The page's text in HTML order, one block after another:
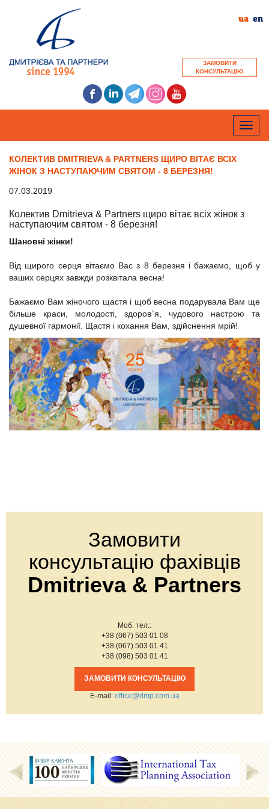
ЗАМОВИТИ
КОНСУЛЬТАЦІЮ
ua en
Toggle
КОЛЕКТИВ DMITRIEVA & PARTNERS ЩИРО ВІТАЄ ВСІХ
ЖІНОК З НАСТУПАЮЧИМ СВЯТОМ - 8 БЕРЕЗНЯ!
07.03.2019
Колектив Dmitrieva & Partners щиро вітає всіх жінок з
наступаючим святом - 8 березня!
Шановні жінки!
Від щирого серця вітаємо Вас з 8 березня і бажаємо, щоб у
ваших серцях завжди розквітала весна!
Бажаємо Вам жіночого щастя і щоб весна подарувала Вам ще
більше краси, молодості, здоров`я, чудового настрою та
душевної гармонії. Щастя і кохання Вам, здійснення мрій!
Замовити
консультацію фахівців
Dmitrieva & Partners
Моб. тел.:
+38 (067) 503 01 08
+38 (067) 503 01 41
+38 (098) 503 01 41
ЗАМОВИТИ КОНСУЛЬТАЦІЮ
Е-mail: office@dmp.com.ua